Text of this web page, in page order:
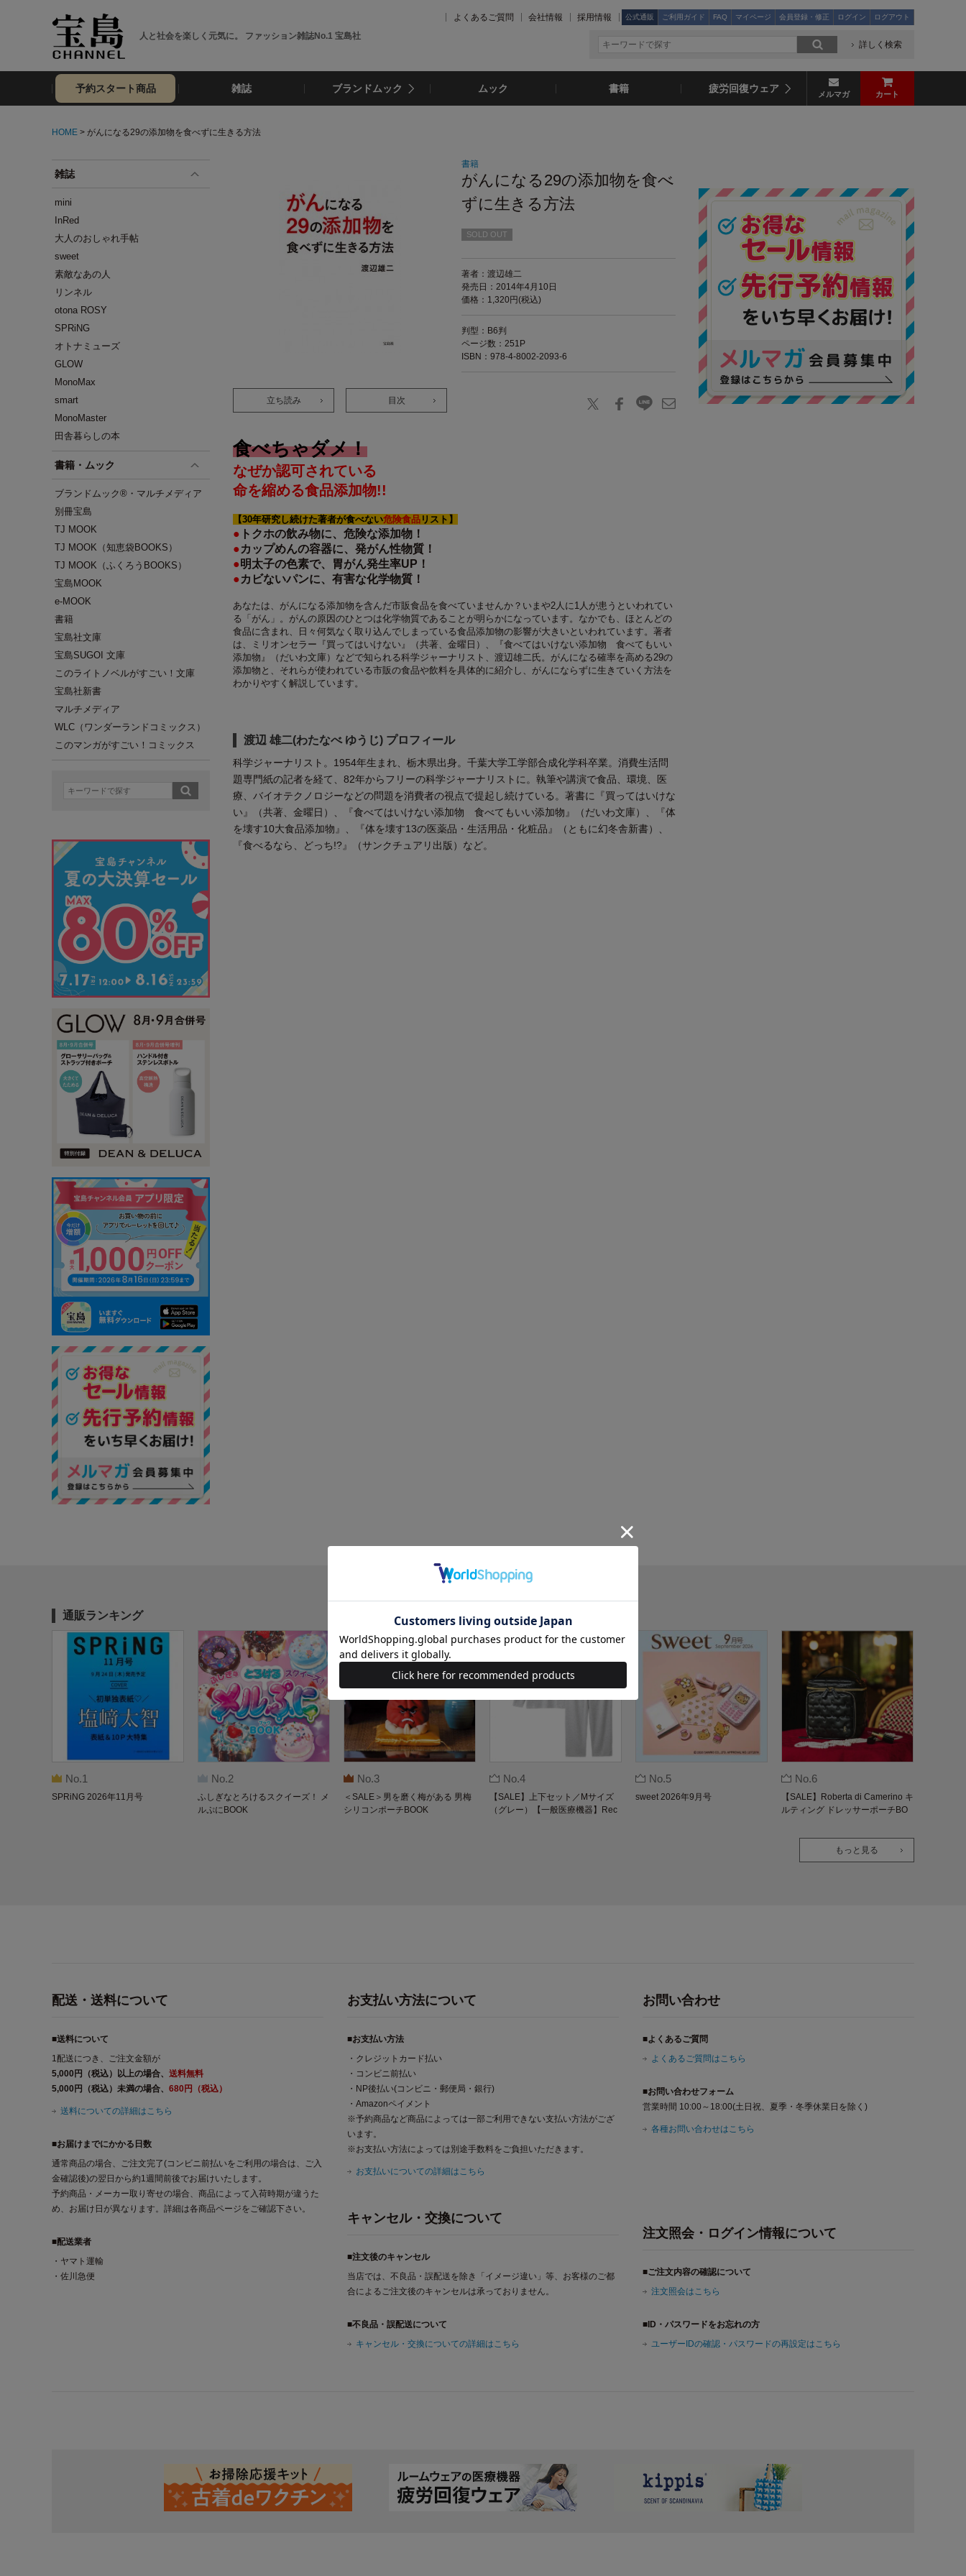
人と社会を楽しく元気に。 ファッション雑誌No.1 宝島社
よくあるご質問 会社情報 採用情報 公式通販 ご利用ガイド FAQ マイページ 会員登録・修正 ログイン ログアウト
詳しく検索
予約スタート商品 雑誌 ブランドムック ムック 書籍 疲労回復ウェア メルマガ カート
HOME > がんになる29の添加物を食べずに生きる方法
雑誌
mini
InRed
大人のおしゃれ手帖
sweet
素敵なあの人
リンネル
otona ROSY
SPRiNG
オトナミューズ
GLOW
MonoMax
smart
MonoMaster
田舎暮らしの本
書籍・ムック
ブランドムック®・マルチメディア
別冊宝島
TJ MOOK
TJ MOOK（知恵袋BOOKS）
TJ MOOK（ふくろうBOOKS）
宝島MOOK
e-MOOK
書籍
宝島社文庫
宝島SUGOI 文庫
このライトノベルがすごい！文庫
宝島社新書
マルチメディア
WLC（ワンダーランドコミックス）
このマンガがすごい！コミックス
立ち読み 目次
書籍
がんになる29の添加物を食べ
ずに生きる方法
SOLD OUT
著者：渡辺雄二
発売日：2014年4月10日
価格：1,320円(税込)
判型：B6判
ページ数：251P
ISBN：978-4-8002-2093-6
食べちゃダメ！
なぜか認可されている
命を縮める食品添加物!!
【30年研究し続けた著者が食べない危険食品 リスト】
● トクホの飲み物に、危険な添加物！
●カップめんの容器に、発がん性物質！
●明太子の色素で、胃がん発生率UP！
●カビないパンに、有害な化学物質！
あなたは、がんになる添加物を含んだ市販食品を食べていませんか？いまや2人に1人が患うといわれてい
る「がん」。がんの原因のひとつは化学物質であることが明らかになっています。なかでも、ほとんどの
食品に含まれ、日々何気なく取り込んでしまっている食品添加物の影響が大きいといわれています。著者
は、ミリオンセラー『買ってはいけない』（共著、金曜日）、『食べてはいけない添加物 食べてもいい
添加物』（だいわ文庫）などで知られる科学ジャーナリスト、渡辺雄二氏。がんになる確率を高める29の
添加物と、それらが使われている市販の食品や飲料を具体的に紹介し、がんにならずに生きていく方法を
わかりやすく解説しています。
渡辺 雄二(わたなべ ゆうじ) プロフィール
科学ジャーナリスト。1954年生まれ、栃木県出身。千葉大学工学部合成化学科卒業。消費生活問
題専門紙の記者を経て、82年からフリーの科学ジャーナリストに。執筆や講演で食品、環境、医
療、バイオテクノロジーなどの問題を消費者の視点で提起し続けている。著書に『買ってはいけな
い』（共著、金曜日）、『食べてはいけない添加物 食べてもいい添加物』（だいわ文庫）、『体
を壊す10大食品添加物』、『体を壊す13の医薬品・生活用品・化粧品』（ともに幻冬舎新書）、
『食べるなら、どっち!?』（サンクチュアリ出版）など。
通販ランキング
No.1
SPRiNG 2026年11月号
No.2
ふしぎなとろけるスクイーズ！ メ
ルぷにBOOK
No.3
＜SALE＞男を磨く梅がある 男梅
シリコンポーチBOOK
No.4
【SALE】上下セット／Mサイズ
（グレー）【一般医療機器】Rec
No.5
sweet 2026年9月号
No.6
【SALE】Roberta di Camerino キ
ルティング ドレッサーポーチBO
もっと見る
配送・送料について
■送料について
1配送につき、ご注文金額が
5,000円（税込）以上の場合、 送料無料
5,000円（税込）未満の場合、 680円（税込）
送料についての詳細はこちら
■お届けまでにかかる日数
通常商品の場合、ご注文完了(コンビニ前払いをご利用の場合は、ご入
金確認後)の翌日から約1週間前後でお届けいたします。
予約商品・メーカー取り寄せの場合、商品によって入荷時期が違うた
め、お届け日が異なります。詳細は各商品ページをご確認下さい。
■配送業者
・ヤマト運輸
・佐川急便
お支払い方法について
■お支払い方法
・クレジットカード払い
・コンビニ前払い
・NP後払い(コンビニ・郵便局・銀行)
・Amazonペイメント
※予約商品など商品によっては一部ご利用できない支払い方法がござ
います。
※お支払い方法によっては別途手数料をご負担いただきます。
お支払いについての詳細はこちら
キャンセル・交換について
■注文後のキャンセル
当店では、不良品・誤配送を除き「イメージ違い」等、お客様のご都
合によるご注文後のキャンセルは承っておりません。
■不良品・誤配送について
キャンセル・交換についての詳細はこちら
お問い合わせ
■よくあるご質問
よくあるご質問はこちら
■お問い合わせフォーム
営業時間 10:00～18:00(土日祝、夏季・冬季休業日を除く)
各種お問い合わせはこちら
注文照会・ログイン情報について
■ご注文内容の確認について
注文照会はこちら
■ID・パスワードをお忘れの方
ユーザーIDの確認・パスワードの再設定はこちら